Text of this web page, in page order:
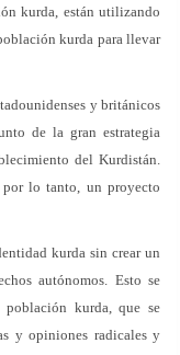
kurda, están utilizando
kurda para llevar
y británicos
de la gran estrategia
del Kurdistán.
por lo tanto, un proyecto
kurda sin crear un
autónomos. Esto se
kurda, que se
y opiniones radicales y